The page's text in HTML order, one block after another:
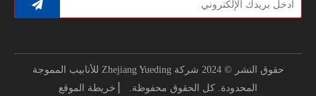
حقوق النشر © 2024 شركة Zhejiang Yueding للأنابيب المموجة
المحدودة. كل الحقوق محفوظة. خريطة الموقع